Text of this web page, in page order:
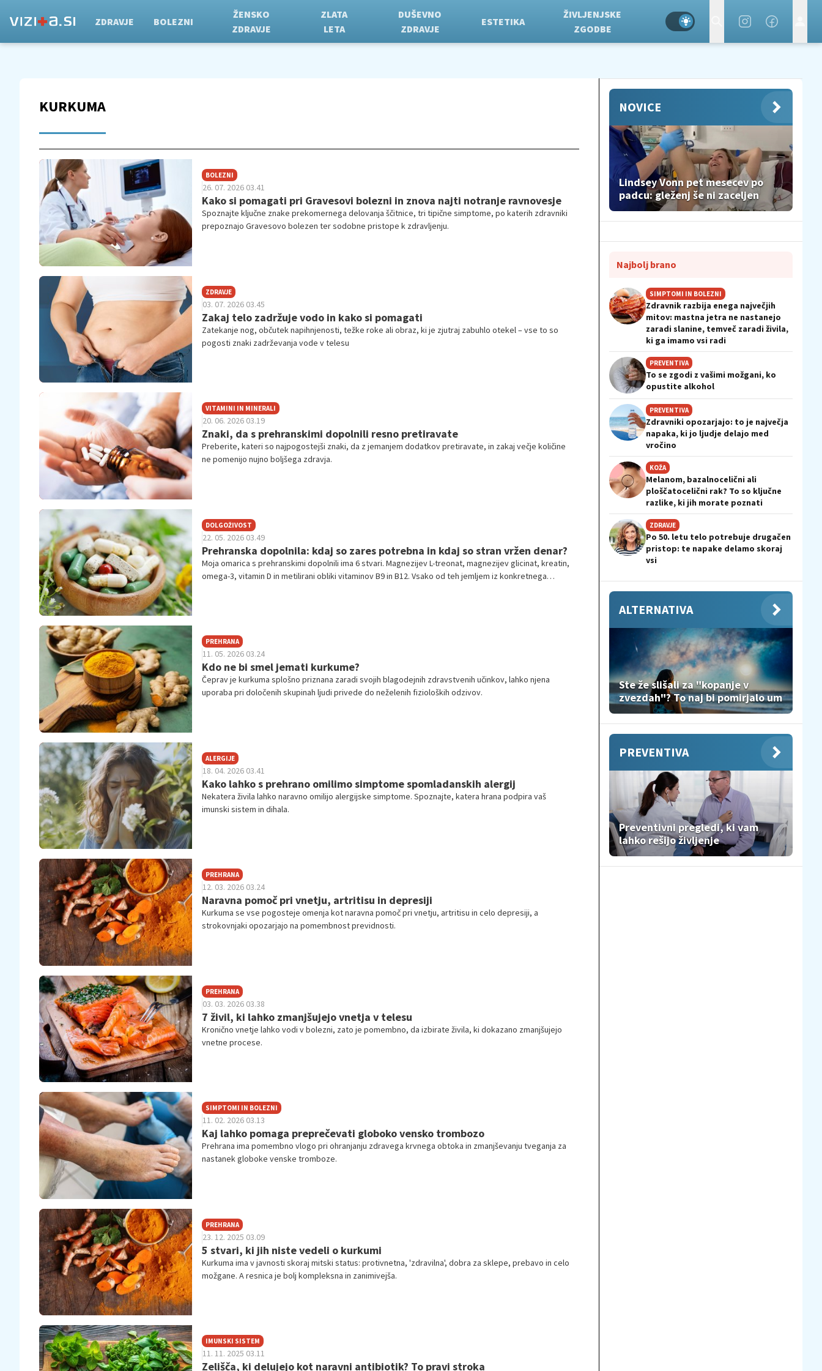
ZDRAVJE BOLEZNI
ŽENSKO
ZDRAVJE
ZLATA
LETA
DUŠEVNO
ZDRAVJE
ESTETIKA
ŽIVLJENJSKE
ZGODBE
KURKUMA
BOLEZNI
26. 07. 2026 03.41
Kako si pomagati pri Gravesovi bolezni in znova najti notranje ravnovesje
Spoznajte ključne znake prekomernega delovanja ščitnice, tri tipične simptome, po katerih zdravniki
prepoznajo Gravesovo bolezen ter sodobne pristope k zdravljenju.
ZDRAVJE
03. 07. 2026 03.45
Zakaj telo zadržuje vodo in kako si pomagati
Zatekanje nog, občutek napihnjenosti, težke roke ali obraz, ki je zjutraj zabuhlo otekel – vse to so
pogosti znaki zadrževanja vode v telesu
VITAMINI IN MINERALI
20. 06. 2026 03.19
Znaki, da s prehranskimi dopolnili resno pretiravate
Preberite, kateri so najpogostejši znaki, da z jemanjem dodatkov pretiravate, in zakaj večje količine
ne pomenijo nujno boljšega zdravja.
DOLGOŽIVOST
22. 05. 2026 03.49
Prehranska dopolnila: kdaj so zares potrebna in kdaj so stran vržen denar?
Moja omarica s prehranskimi dopolnili ima 6 stvari. Magnezijev L-treonat, magnezijev glicinat, kreatin,
omega-3, vitamin D in metilirani obliki vitaminov B9 in B12. Vsako od teh jemljem iz konkretnega
PREHRANA
11. 05. 2026 03.24
Kdo ne bi smel jemati kurkume?
Čeprav je kurkuma splošno priznana zaradi svojih blagodejnih zdravstvenih učinkov, lahko njena
uporaba pri določenih skupinah ljudi privede do neželenih fizioloških odzivov.
ALERGIJE
18. 04. 2026 03.41
Kako lahko s prehrano omilimo simptome spomladanskih alergij
Nekatera živila lahko naravno omilijo alergijske simptome. Spoznajte, katera hrana podpira vaš
imunski sistem in dihala.
PREHRANA
12. 03. 2026 03.24
Naravna pomoč pri vnetju, artritisu in depresiji
Kurkuma se vse pogosteje omenja kot naravna pomoč pri vnetju, artritisu in celo depresiji, a
strokovnjaki opozarjajo na pomembnost previdnosti.
PREHRANA
03. 03. 2026 03.38
7 živil, ki lahko zmanjšujejo vnetja v telesu
Kronično vnetje lahko vodi v bolezni, zato je pomembno, da izbirate živila, ki dokazano zmanjšujejo
vnetne procese.
SIMPTOMI IN BOLEZNI
11. 02. 2026 03.13
Kaj lahko pomaga preprečevati globoko vensko trombozo
Prehrana ima pomembno vlogo pri ohranjanju zdravega krvnega obtoka in zmanjševanju tveganja za
nastanek globoke venske tromboze.
PREHRANA
23. 12. 2025 03.09
5 stvari, ki jih niste vedeli o kurkumi
Kurkuma ima v javnosti skoraj mitski status: protivnetna, 'zdravilna', dobra za sklepe, prebavo in celo
možgane. A resnica je bolj kompleksna in zanimivejša.
IMUNSKI SISTEM
11. 11. 2025 03.11
Zelišča, ki delujejo kot naravni antibiotik? To pravi stroka
NOVICE
Lindsey Vonn pet mesecev po
padcu: gleženj še ni zaceljen
Najbolj brano
SIMPTOMI IN BOLEZNI
Zdravnik razbija enega največjih
mitov: mastna jetra ne nastanejo
zaradi slanine, temveč zaradi živila,
ki ga imamo vsi radi
PREVENTIVA
To se zgodi z vašimi možgani, ko
opustite alkohol
PREVENTIVA
Zdravniki opozarjajo: to je največja
napaka, ki jo ljudje delajo med
vročino
KOŽA
Melanom, bazalnocelični ali
ploščatocelični rak? To so ključne
razlike, ki jih morate poznati
ZDRAVJE
Po 50. letu telo potrebuje drugačen
pristop: te napake delamo skoraj
vsi
ALTERNATIVA
Ste že slišali za "kopanje v
zvezdah"? To naj bi pomirjalo um
PREVENTIVA
Preventivni pregledi, ki vam
lahko rešijo življenje